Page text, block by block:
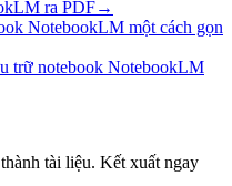
ra PDF→
NotebookLM một cách gọn
trữ notebook NotebookLM
tài liệu. Kết xuất ngay